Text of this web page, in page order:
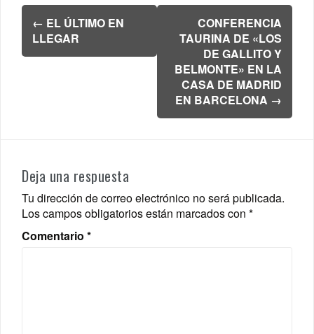
Navegación
de
entradas
← EL ÚLTIMO EN
LLEGAR
CONFERENCIA
TAURINA DE «LOS
DE GALLITO Y
BELMONTE» EN LA
CASA DE MADRID
EN BARCELONA →
Deja una respuesta
Tu dirección de correo electrónico no será publicada.
Los campos obligatorios están marcados con *
Comentario *